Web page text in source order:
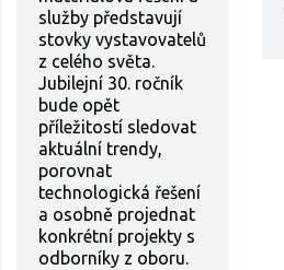
služby představují
stovky vystavovatelů
z celého světa.
Jubilejní 30. ročník
bude opět
příležitostí sledovat
aktuální trendy,
porovnat
technologická řešení
a osobně projednat
konkrétní projekty s
odborníky z oboru.